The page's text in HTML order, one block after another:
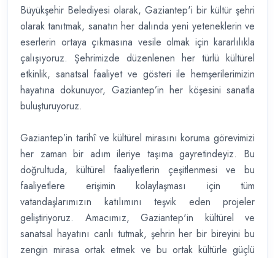
Büyükşehir Belediyesi olarak, Gaziantep'i bir kültür şehri
olarak tanıtmak, sanatın her dalında yeni yeteneklerin ve
eserlerin ortaya çıkmasına vesile olmak için kararlılıkla
çalışıyoruz. Şehrimizde düzenlenen her türlü kültürel
etkinlik, sanatsal faaliyet ve gösteri ile hemşerilerimizin
hayatına dokunuyor, Gaziantep’in her köşesini sanatla
buluşturuyoruz.
Gaziantep’in tarihî ve kültürel mirasını koruma görevimizi
her zaman bir adım ileriye taşıma gayretindeyiz. Bu
doğrultuda, kültürel faaliyetlerin çeşitlenmesi ve bu
faaliyetlere erişimin kolaylaşması için tüm
vatandaşlarımızın katılımını teşvik eden projeler
geliştiriyoruz. Amacımız, Gaziantep'in kültürel ve
sanatsal hayatını canlı tutmak, şehrin her bir bireyini bu
zengin mirasa ortak etmek ve bu ortak kültürle güçlü